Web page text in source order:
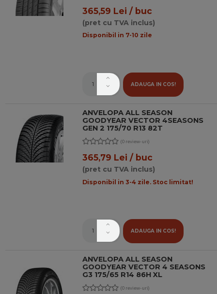
365,59 Lei / buc
(pret cu TVA inclus)
Disponibil in 7-10 zile
ADAUGA IN COS!
ANVELOPA ALL SEASON
GOODYEAR VECTOR 4SEASONS
GEN 2 175/70 R13 82T
(0 review-uri)
365,79 Lei / buc
(pret cu TVA inclus)
Disponibil in 3-4 zile. Stoc limitat!
ADAUGA IN COS!
ANVELOPA ALL SEASON
GOODYEAR VECTOR 4 SEASONS
G3 175/65 R14 86H XL
(0 review-uri)